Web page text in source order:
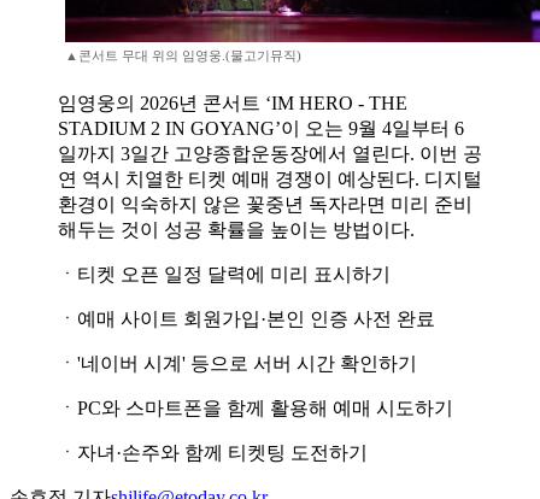
▲콘서트 무대 위의 임영웅.(물고기뮤직)
임영웅의 2026년 콘서트 ‘IM HERO - THE
STADIUM 2 IN GOYANG’이 오는 9월 4일부터 6
일까지 3일간 고양종합운동장에서 열린다. 이번 공
연 역시 치열한 티켓 예매 경쟁이 예상된다. 디지털
환경이 익숙하지 않은 꽃중년 독자라면 미리 준비
해두는 것이 성공 확률을 높이는 방법이다.
ㆍ티켓 오픈 일정 달력에 미리 표시하기
ㆍ예매 사이트 회원가입·본인 인증 사전 완료
ㆍ'네이버 시계' 등으로 서버 시간 확인하기
ㆍPC와 스마트폰을 함께 활용해 예매 시도하기
ㆍ자녀·손주와 함께 티켓팅 도전하기